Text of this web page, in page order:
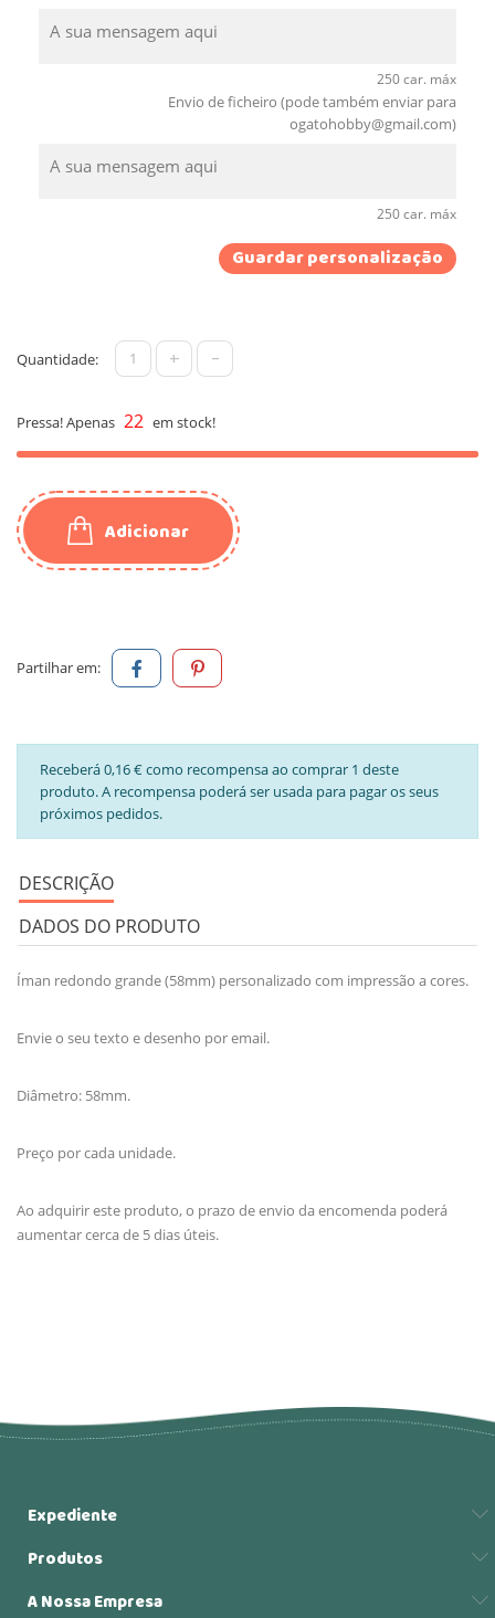
250 car. máx
Envio de ficheiro (pode também enviar para
ogatohobby@gmail.com)
250 car. máx
Guardar personalização
Quantidade: + -
Pressa! Apenas 22 em stock!
Adicionar
Partilhar em:
Receberá 0,16 € como recompensa ao comprar 1 deste
produto. A recompensa poderá ser usada para pagar os seus
próximos pedidos.
DESCRIÇÃO
DADOS DO PRODUTO
Íman redondo grande (58mm) personalizado com impressão a cores.
Envie o seu texto e desenho por email.
Diâmetro: 58mm.
Preço por cada unidade.
Ao adquirir este produto, o prazo de envio da encomenda poderá
aumentar cerca de 5 dias úteis.
Expediente
Produtos
A Nossa Empresa